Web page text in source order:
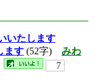
いたします
ます (52字) みわ
7